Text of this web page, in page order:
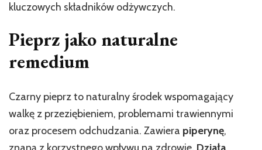
kluczowych składników odżywczych.
Pieprz jako naturalne
remedium
Czarny pieprz to naturalny środek wspomagający
walkę z przeziębieniem, problemami trawiennymi
oraz procesem odchudzania. Zawiera piperynę,